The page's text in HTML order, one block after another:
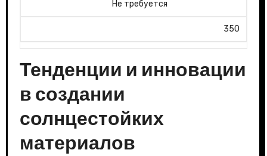
Не требуется
350
Тенденции и инновации
в создании
солнцестойких
материалов